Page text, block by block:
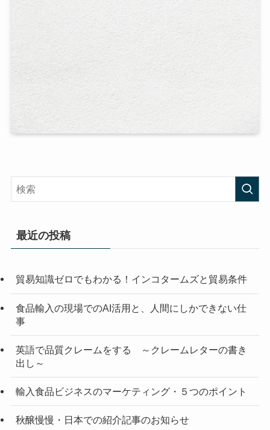
最近の投稿
貿易知識ゼロでもわかる！インコタームズと貿易条件
食品輸入の現場でのAI活用と、人間にしかできない仕
事
英語で品質クレームをする ～クレームレターの書き
出し～
輸入食品ビジネスのマーケティング・５つのポイント
秋醸慢慢・日本での紹介記事のお知らせ